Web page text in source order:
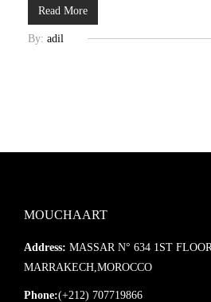
Read More
By: adil
MOUCHAART
Address: MASSAR N° 634 1ST
MARRAKECH,MOROCCO
Phone:(+212) 707719866